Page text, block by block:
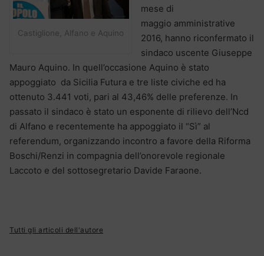
Castiglione, Alfano e Aquino
mese di
maggio amministrative
2016, hanno riconfermato il
sindaco uscente Giuseppe
Mauro Aquino. In quell’occasione Aquino è stato
appoggiato da Sicilia Futura e tre liste civiche ed ha
ottenuto 3.441 voti, pari al 43,46% delle preferenze. In
passato il sindaco è stato un esponente di rilievo dell’Ncd
di Alfano e recentemente ha appoggiato il “Sì” al
referendum, organizzando incontro a favore della Riforma
Boschi/Renzi in compagnia dell’onorevole regionale
Laccoto e del sottosegretario Davide Faraone.
Tutti gli articoli dell'autore